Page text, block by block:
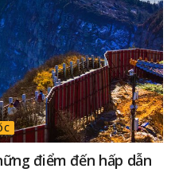
điểm đến hấp dẫn